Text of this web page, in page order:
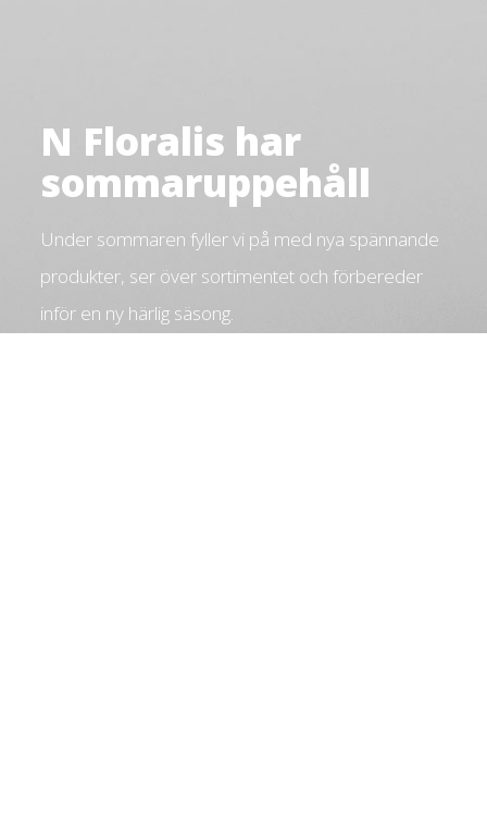
N Floralis har
sommaruppehåll
Under sommaren fyller vi på med nya spännande
produkter, ser över sortimentet och förbereder
inför en ny härlig säsong.